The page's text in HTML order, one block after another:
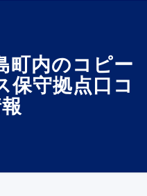
町内のコピー
保守拠点口コ